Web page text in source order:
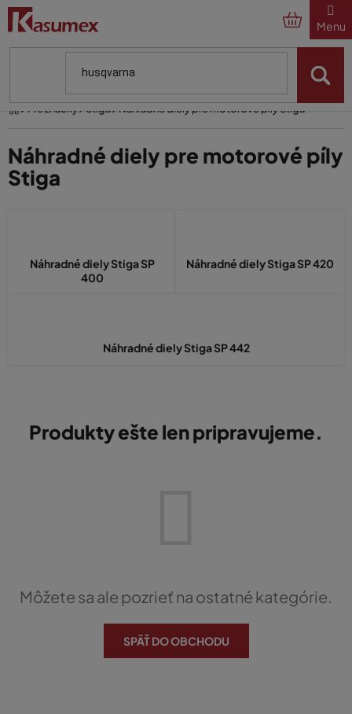
Prejsť
obsah
Pre značky Stiga Náhradné diely pre motorové píly Stiga
Náhradné diely pre motorové píly
Stiga
Náhradné diely Stiga SP
400
Náhradné diely Stiga SP 420
Náhradné diely Stiga SP 442
Produkty ešte len pripravujeme.
Môžete sa ale pozrieť na ostatné kategórie.
SPÄŤ DO OBCHODU